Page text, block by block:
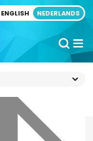
ENGLISH NEDERLANDS